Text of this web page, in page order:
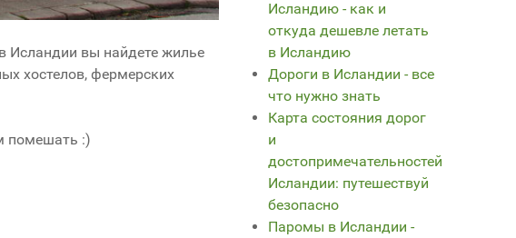
Исландии вы найдете жилье
хостелов, фермерских
помешать :)
Исландию - как и
откуда дешевле летать
в Исландию
Дороги в Исландии - все
что нужно знать
Карта состояния дорог
и
достопримечательностей
Исландии: путешествуй
безопасно
Паромы в Исландии -